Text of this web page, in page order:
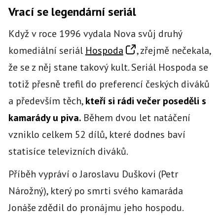
Vrací se legendární seriál
Když v roce 1996 vydala Nova svůj druhý
komediální seriál Hospoda
, zřejmě nečekala,
že se z něj stane takový kult. Seriál Hospoda se
totiž přesně trefil do preferencí českých diváků
a především těch,kteří si rádi večer poseděli s
kamarády u piva. Během dvou let natáčení
vzniklo celkem 52 dílů, které dodnes baví
statisíce televizních diváků.
Příběh vypráví o Jaroslavu Duškovi (Petr
Nárožný), který po smrti svého kamaráda
Jonáše zdědil do pronájmu jeho hospodu.